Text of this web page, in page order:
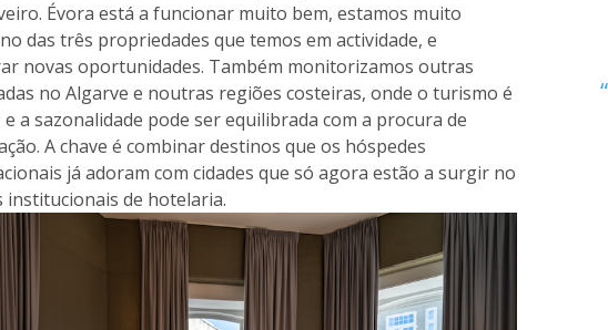
Évora está a funcionar muito bem, estamos muito
das três propriedades que temos em actividade, e
novas oportunidades. Também monitorizamos outras
no Algarve e noutras regiões costeiras, onde o turismo é
a sazonalidade pode ser equilibrada com a procura de
A chave é combinar destinos que os hóspedes
já adoram com cidades que só agora estão a surgir no
institucionais de hotelaria.